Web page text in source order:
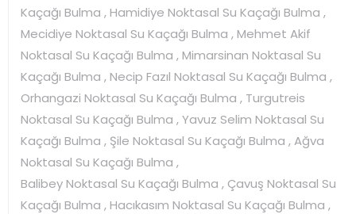
Kaçağı Bulma , Hamidiye Noktasal Su Kaçağı Bulma ,
Mecidiye Noktasal Su Kaçağı Bulma , Mehmet Akif
Noktasal Su Kaçağı Bulma , Mimarsinan Noktasal Su
Kaçağı Bulma , Necip Fazıl Noktasal Su Kaçağı Bulma ,
Orhangazi Noktasal Su Kaçağı Bulma , Turgutreis
Noktasal Su Kaçağı Bulma , Yavuz Selim Noktasal Su
Kaçağı Bulma , Şile Noktasal Su Kaçağı Bulma , Ağva
Noktasal Su Kaçağı Bulma ,
Balibey Noktasal Su Kaçağı Bulma , Çavuş Noktasal Su
Kaçağı Bulma , Hacıkasım Noktasal Su Kaçağı Bulma ,